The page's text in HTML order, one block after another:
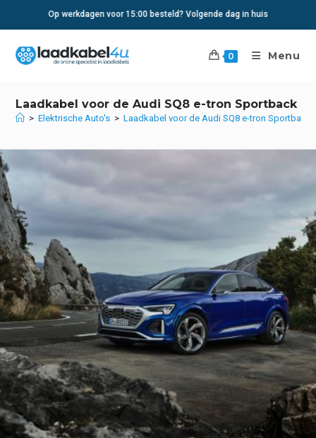
Op werkdagen voor 15:00 besteld? Volgende dag in huis
0 Menu
Laadkabel voor de Audi SQ8 e-tron Sportback
> Elektrische Auto's > Laadkabel voor de Audi SQ8 e-tron Sportback